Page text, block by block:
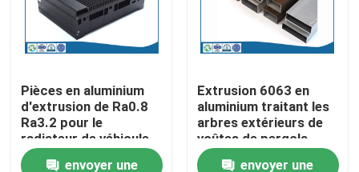
Produits
A propos de nous
Pièces en aluminium
d'extrusion de Ra0.8
Ra3.2 pour le
radiateur de véhicule
de New Energy
envoyer une
Extrusion 6063 en
aluminium traitant les
arbres extérieurs de
voûtes de pergola
envoyer une